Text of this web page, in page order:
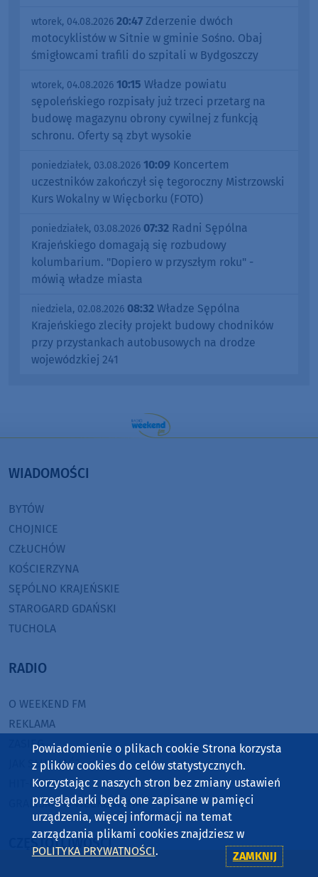
wtorek, 04.08.2026 20:47 Zderzenie dwóch
motocyklistów w Sitnie w gminie Sośno. Obaj
śmigłowcami trafili do szpitali w Bydgoszczy
wtorek, 04.08.2026 10:15 Władze powiatu
sępoleńskiego rozpisały już trzeci przetarg na
budowę magazynu obrony cywilnej z funkcją
schronu. Oferty są zbyt wysokie
poniedziałek, 03.08.2026 10:09 Koncertem
uczestników zakończył się tegoroczny Mistrzowski
Kurs Wokalny w Więcborku (FOTO)
poniedziałek, 03.08.2026 07:32 Radni Sępólna
Krajeńskiego domagają się rozbudowy
kolumbarium. "Dopiero w przyszłym roku" -
mówią władze miasta
niedziela, 02.08.2026 08:32 Władze Sępólna
Krajeńskiego zleciły projekt budowy chodników
przy przystankach autobusowych na drodze
wojewódzkiej 241
WIADOMOŚCI
BYTÓW
CHOJNICE
CZŁUCHÓW
KOŚCIERZYNA
SĘPÓLNO KRAJEŃSKIE
STAROGARD GDAŃSKI
TUCHOLA
RADIO
O WEEKEND FM
REKLAMA
ZASIĘG
JAK SŁUCHAĆ?
HIT-PORT
GRALIŚMY W WEEKEND FM
CZĘSTOTLIWOŚCI
Powiadomienie o plikach cookie Strona korzysta
z plików cookies do celów statystycznych.
Korzystając z naszych stron bez zmiany ustawień
przeglądarki będą one zapisane w pamięci
urządzenia, więcej informacji na temat
zarządzania plikami cookies znajdziesz w
POLITYKA PRYWATNOŚCI. ZAMKNIJ